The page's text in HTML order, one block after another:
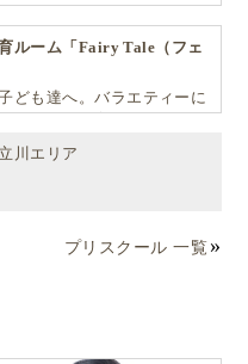
。
ができない、というの
ルの現状
いもの
ス人でしたが、結局ビ
本で出産することにな
ルーム「Fairy Tale（フェ
ども達へ。バラエティーに
。
立川エリア
プリスクール 一覧